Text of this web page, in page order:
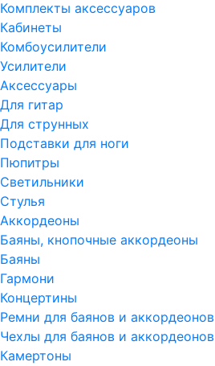
Комплекты аксессуаров
Кабинеты
Комбоусилители
Усилители
Аксессуары
Для гитар
Для струнных
Подставки для ноги
Пюпитры
Светильники
Стулья
Аккордеоны
Баяны, кнопочные аккордеоны
Баяны
Гармони
Концертины
Ремни для баянов и аккордеонов
Чехлы для баянов и аккордеонов
Камертоны